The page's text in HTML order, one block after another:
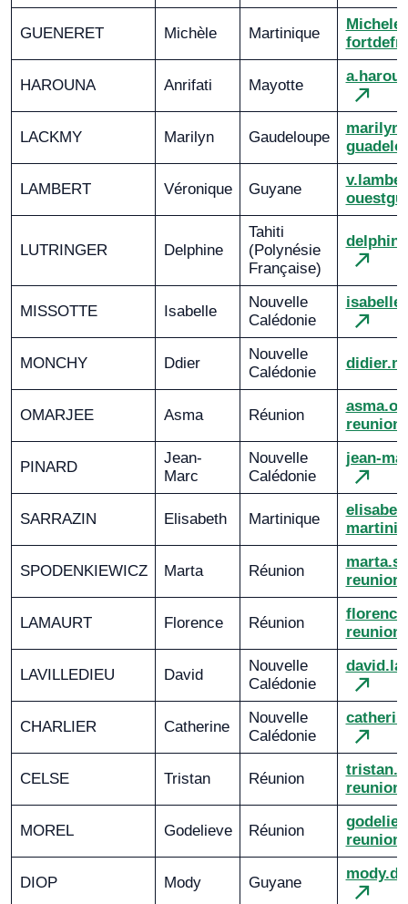
GUENERET Michèle Martinique
HAROUNA Anrifati Mayotte
LACKMY Marilyn Gaudeloupe
LAMBERT Véronique Guyane
LUTRINGER Delphine
Tahiti
(Polynésie
Française)
MISSOTTE Isabelle
Nouvelle
Calédonie
MONCHY Ddier
Nouvelle
Calédonie
OMARJEE Asma Réunion
PINARD
Jean-
Marc
Nouvelle
Calédonie
jean-
SARRAZIN Elisabeth Martinique
SPODENKIEWICZ Marta Réunion
LAMAURT Florence Réunion
LAVILLEDIEU David
Nouvelle
Calédonie
CHARLIER Catherine
Nouvelle
Calédonie
CELSE Tristan Réunion
MOREL Godelieve Réunion
DIOP Mody Guyane